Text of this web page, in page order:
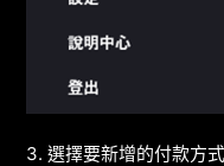
3. 選擇要新增的付款方